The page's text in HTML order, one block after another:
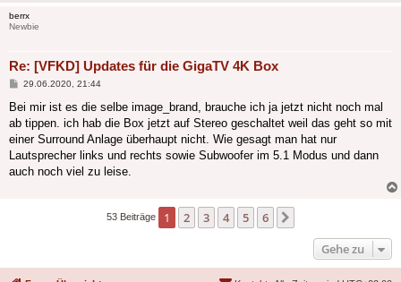
berrx
Newbie
Re: [VFKD] Updates für die GigaTV 4K Box
Beitrag
29.06.2020, 21:44
Bei mir ist es die selbe image_brand, brauche ich ja jetzt nicht noch mal
ab tippen. ich hab die Box jetzt auf Stereo geschaltet weil das geht so mit
einer Surround Anlage überhaupt nicht. Wie gesagt man hat nur
Lautsprecher links und rechts sowie Subwoofer im 5.1 Modus und dann
auch noch viel zu leise.
53 Beiträge 1 2 3 4 5 6
Gehe zu